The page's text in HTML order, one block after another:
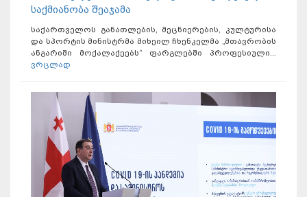
საქმიანობა შეაჯამა
საქართველოს განათლების, მეცნიერების, კულტურისა
და სპორტის მინისტრმა მიხეილ ჩხენკელმა „მთავრობის
ანგარიში მოქალაქეებს“ ფარგლებში პროფესიული...
ვრცლად